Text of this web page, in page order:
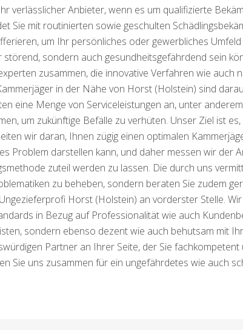
verlässlicher Anbieter, wenn es um qualifizierte
Sie mit routinierten sowie geschulten
um Ihr persönliches oder gewerbliches
störend, sondern auch gesundheitsgefährdend sein
zusammen, die innovative Verfahren wie auch
in der Nähe von Horst (Holstein) sind
eine Menge von Serviceleistungen an, unter
um zukünftige Befälle zu verhüten. Unser Ziel ist
wir daran, Ihnen zügig einen optimalen
Problem darstellen kann, und daher messen wir der
zuteil werden zu lassen. Die durch uns
zu beheben, sondern beraten Sie zudem
Horst (Holstein) an vorderster Stelle.
in Bezug auf Professionalität wie auch
sondern ebenso dezent wie auch behutsam mit
Partner an Ihrer Seite, der Sie
Sie uns zusammen für ein ungefährdetes wie auch